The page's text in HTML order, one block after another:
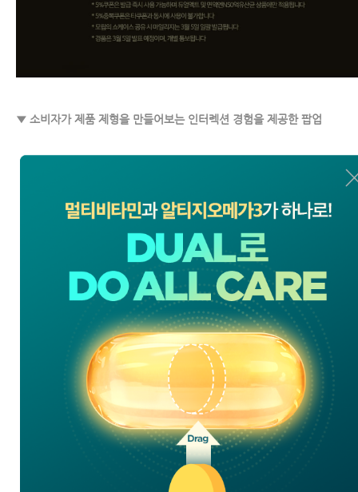
▼ 소비자가 제품 제형을 만들어보는 인터렉션 경험을 제공한 팝업